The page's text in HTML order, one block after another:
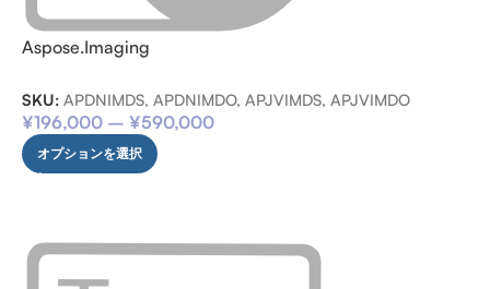
Aspose.Imaging
SKU: APDNIMDS, APDNIMDO, APJVIMDS, APJVIMDO
¥196,000 – ¥590,000
オプションを選択